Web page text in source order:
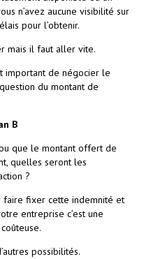
n’avez aucune visibilité sur
pour l’obtenir.
mais il faut aller vite.
important de négocier le
du montant de
B
que le montant offert de
quelles seront les
?
fixer cette indemnité et
entreprise c’est une
possibilités.